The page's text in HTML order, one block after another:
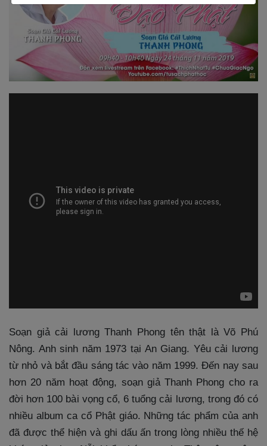
Soạn giả cải lương Thanh Phong tên thật là Võ Phú
Nông. Anh sinh năm 1973 tại An Giang. Yêu cải lương
từ nhỏ và bắt đầu sáng tác vào năm 1999. Đến nay sau
hơn 20 năm hoạt động, soạn giả Thanh Phong cho ra
đời hơn 100 bài vọng cổ, 6 tuổng cải lương, trong đó có
nhiều album ca cổ Phật giáo. Những tác phẩm của anh
đã được thể hiện và ghi dấu ấn trong lòng nhiều thế hệ